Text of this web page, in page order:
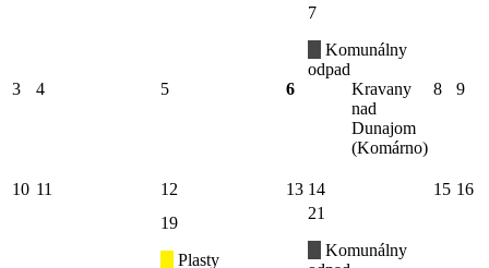
3 4 5 6
7
Komunálny
odpad
Kravany
nad
Dunajom
(Komárno)
8 9
10 11 12 13 14 15 16
19
Plasty
21
Komunálny